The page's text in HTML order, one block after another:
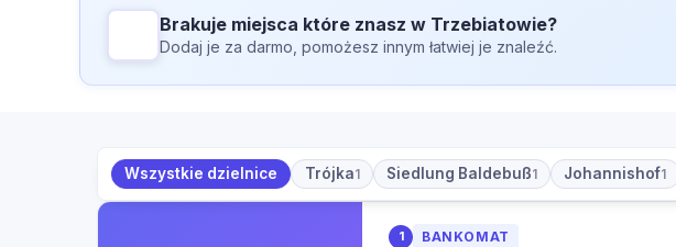
Brakuje miejsca które znasz w Trzebiatowie?
Dodaj je za darmo, pomożesz innym łatwiej je znaleźć.
Wszystkie dzielnice Trójka1 Siedlung Baldebuß1 Johannishof1
1 BANKOMAT